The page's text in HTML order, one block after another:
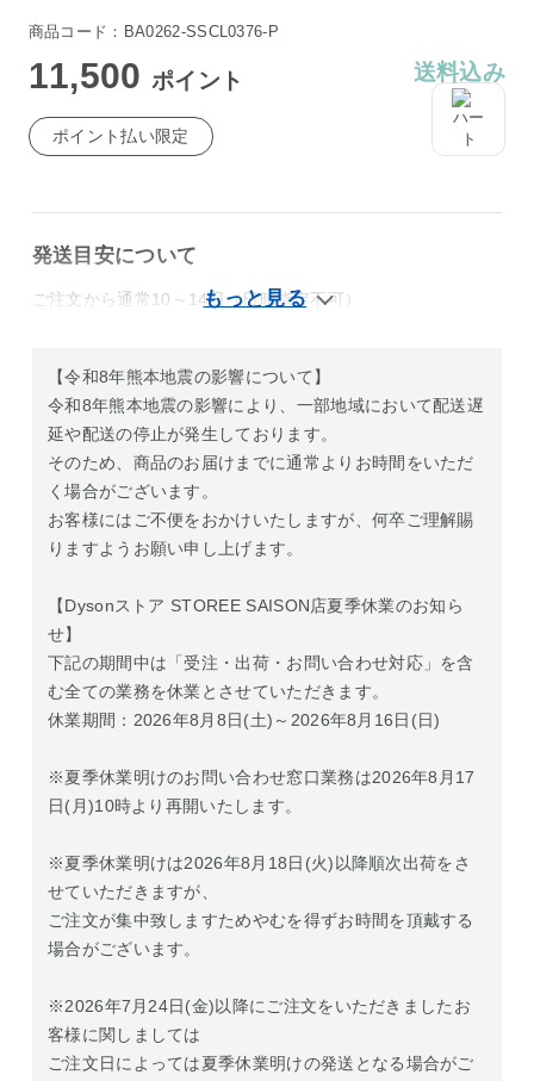
商品コード：BA0262-SSCL0376-P
11,500ポイント 送料込み
ポイント払い限定
発送目安について
ご注文から通常10～14日（日時指定不可）
【令和8年熊本地震の影響について】
令和8年熊本地震の影響により、一部地域において配送遅
延や配送の停止が発生しております。
そのため、商品のお届けまでに通常よりお時間をいただ
く場合がございます。
お客様にはご不便をおかけいたしますが、何卒ご理解賜
りますようお願い申し上げます。
【Dysonストア STOREE SAISON店夏季休業のお知ら
せ】
下記の期間中は「受注・出荷・お問い合わせ対応」を含
む全ての業務を休業とさせていただきます。
休業期間：2026年8月8日(土)～2026年8月16日(日)
※夏季休業明けのお問い合わせ窓口業務は2026年8月17
日(月)10時より再開いたします。
※夏季休業明けは2026年8月18日(火)以降順次出荷をさ
せていただきますが、
ご注文が集中致しますためやむを得ずお時間を頂戴する
場合がございます。
※2026年7月24日(金)以降にご注文をいただきましたお
客様に関しましては
ご注文日によっては夏季休業明けの発送となる場合がご